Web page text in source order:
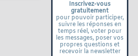
Inscrivez-vous
gratuitement
pour pouvoir participer,
suivre les réponses en
temps réel, voter pour
les messages, poser vos
propres questions et
recevoir la newsletter